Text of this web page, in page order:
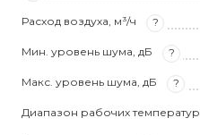
Расход воздуха, м³/ч ?
Мин. уровень шума, дБ ?
Макс. уровень шума, дБ ?
Диапазон рабочих температур